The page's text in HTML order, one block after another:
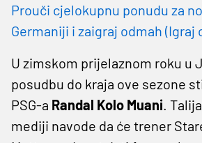
Prouči cjelokupnu ponudu za
Germaniji i zaigraj odmah (Igraj
U zimskom prijelaznom roku u
posudbu do kraja ove sezone
PSG-a Randal Kolo Muani.
mediji navode da će trener